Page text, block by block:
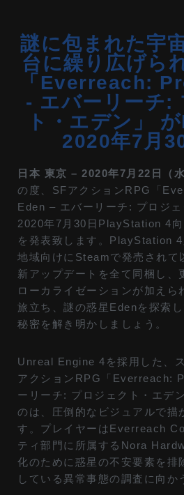
謎に包まれた宇
台に繰り広げら
「Everreach:
- エバーリーチ:
ト・エデン」
2020年7月
日本 東京 – 2020年7月22日（水
の度、SFアクションRPG「
Eden – エバーリーチ: プロジェ
2020年7月30日PlayStation 4向
を発表致します。PlayStation
地域向けにSteamで発売されて
新アップデートを全て同梱し、
ローカライゼーションが加えら
旅立ち、謎の惑星Edenを探索
秘密を解き明かしましょう。
Unreal Engine 4を採用した、
アクションRPG「Everreach:
ーリーチ: プロジェクト・エデ
のは、圧倒的なビジュアルで描
す。プレイヤーはEverreach
ティ部門に所属するNora
化のために惑星の不安要素を排
している異常事態の調査に向か